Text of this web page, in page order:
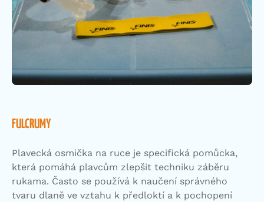
FULCRUMY
Plavecká osmička na ruce je specifická pomůcka,
která pomáhá plavcům zlepšit techniku záběru
rukama. Často se používá k naučení správného
tvaru dlaně ve vztahu k předloktí a k pochopení